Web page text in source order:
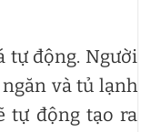
tự động. Người
và tủ lạnh
tự động tạo ra